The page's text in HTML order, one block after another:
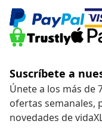
Suscríbete a
Únete a los más de
ofertas semanales,
novedades de